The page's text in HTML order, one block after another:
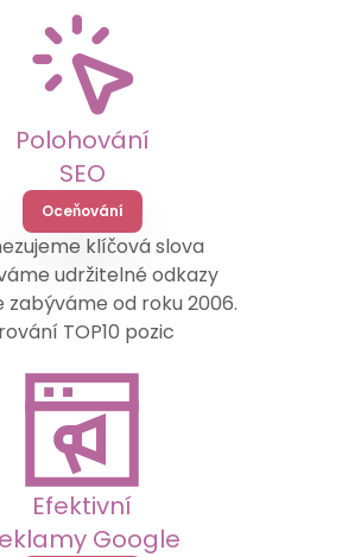
Polohování
SEO
Oceňování
klíčová slova
udržitelné odkazy
zabýváme od roku 2006.
TOP10 pozic
Efektivní
Google